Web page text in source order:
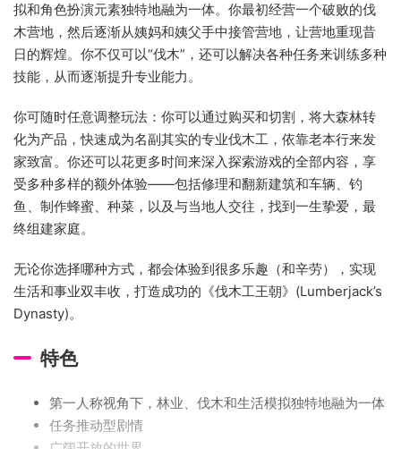
拟和角色扮演元素独特地融为一体。你最初经营一个破败的伐
木营地，然后逐渐从姨妈和姨父手中接管营地，让营地重现昔
日的辉煌。你不仅可以“伐木”，还可以解决各种任务来训练多种
技能，从而逐渐提升专业能力。
你可随时任意调整玩法：你可以通过购买和切割，将大森林转
化为产品，快速成为名副其实的专业伐木工，依靠老本行来发
家致富。你还可以花更多时间来深入探索游戏的全部内容，享
受多种多样的额外体验——包括修理和翻新建筑和车辆、钓
鱼、制作蜂蜜、种菜，以及与当地人交往，找到一生挚爱，最
终组建家庭。
无论你选择哪种方式，都会体验到很多乐趣（和辛劳），实现
生活和事业双丰收，打造成功的《伐木工王朝》(Lumberjack’s
Dynasty)。
特色
第一人称视角下，林业、伐木和生活模拟独特地融为一体
任务推动型剧情